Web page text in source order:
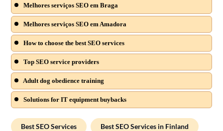
Melhores serviços SEO em Braga
Melhores serviços SEO em Amadora
How to choose the best SEO services
Top SEO service providers
Adult dog obedience training
Solutions for IT equipment buybacks
Best SEO Services Best SEO Services in Finland